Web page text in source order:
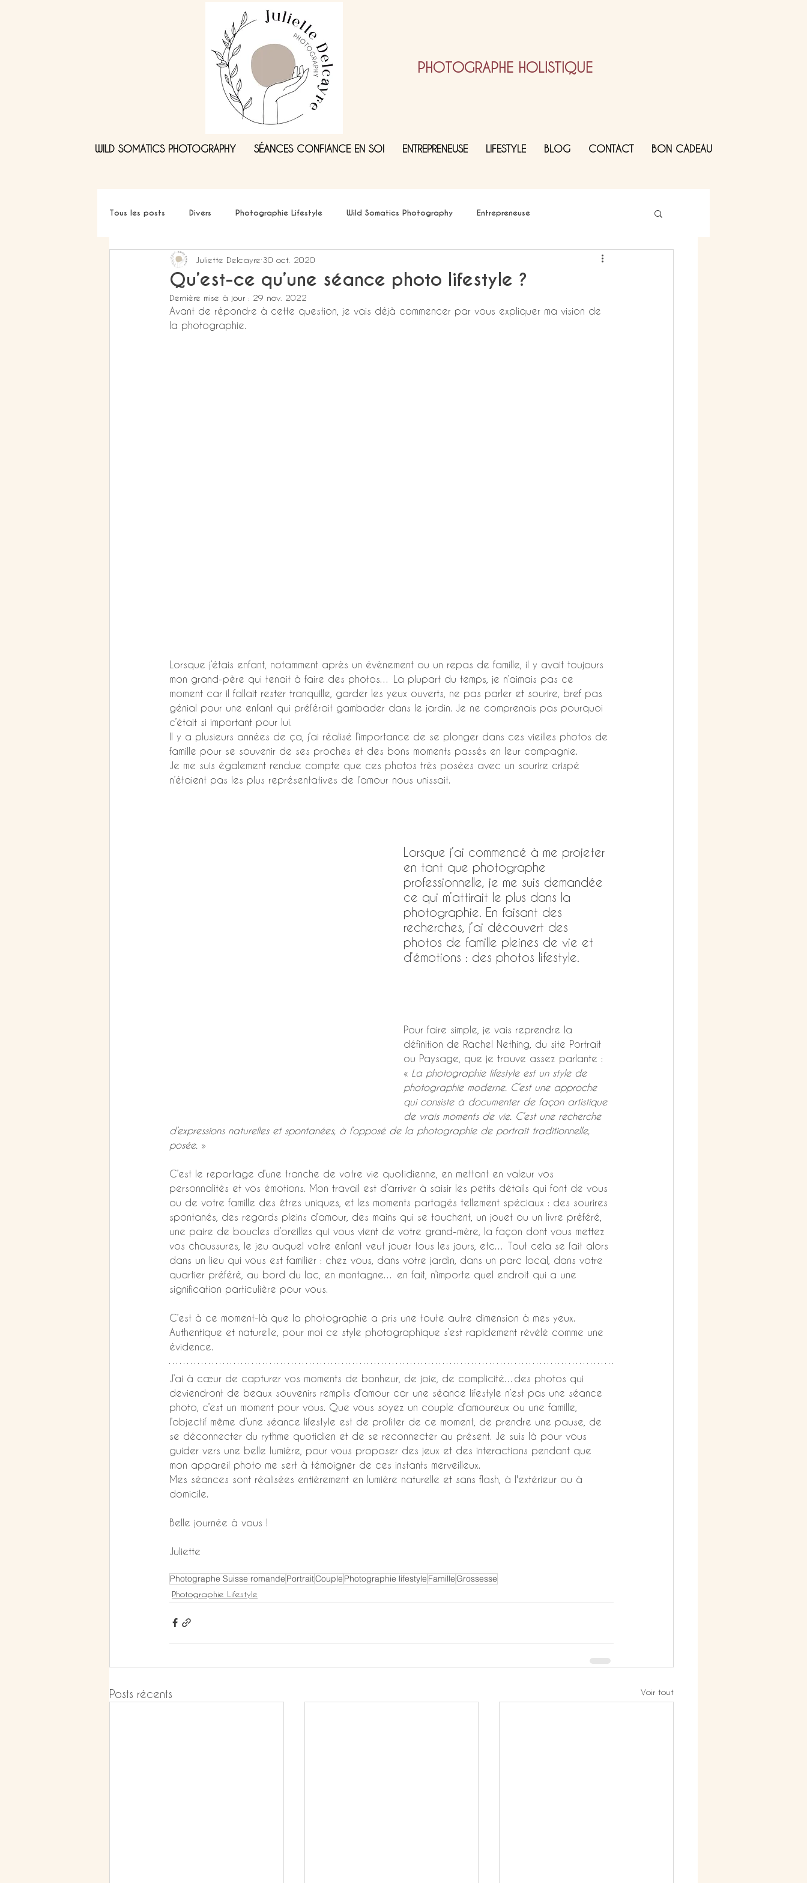
PHOTOGRAPHE HOLISTIQUE
WILD SOMATICS PHOTOGRAPHY SÉANCES CONFIANCE EN SOI ENTREPRENEUSE LIFESTYLE BLOG CONTACT BON CADEAU
Tous les posts Divers Photographie Lifestyle Wild Somatics Photography Entrepreneuse
Photographe holistique
Qu’est-ce qu’une séance photo lifestyle ?
Juliette Delcayre 30 oct. 2020
Dernière mise à jour : 29 nov. 2022
Avant de répondre à cette question, je vais déjà commencer par vous expliquer ma vision de
la photographie.
Lorsque j’étais enfant, notamment après un évènement ou un repas de famille, il y avait toujours
mon grand-père qui tenait à faire des photos… La plupart du temps, je n’aimais pas ce
moment car il fallait rester tranquille, garder les yeux ouverts, ne pas parler et sourire, bref pas
génial pour une enfant qui préférait gambader dans le jardin. Je ne comprenais pas pourquoi
c’était si important pour lui.
Il y a plusieurs années de ça, j’ai réalisé l’importance de se plonger dans ces vieilles photos de
famille pour se souvenir de ses proches et des bons moments passés en leur compagnie.
Je me suis également rendue compte que ces photos très posées avec un sourire crispé
n’étaient pas les plus représentatives de l’amour nous unissait.
Lorsque j’ai commencé à me projeter
en tant que photographe
professionnelle, je me suis demandée
ce qui m’attirait le plus dans la
photographie. En faisant des
recherches, j’ai découvert des
photos de famille pleines de vie et
d’émotions : des photos lifestyle.
Pour faire simple, je vais reprendre la
définition de Rachel Nething, du site Portrait
ou Paysage, que je trouve assez parlante :
« La photographie lifestyle est un style de
photographie moderne. C’est une approche
qui consiste à documenter de façon artistique
de vrais moments de vie. C’est une recherche
d’expressions naturelles et spontanées, à l’opposé de la photographie de portrait traditionnelle,
posée. »
C’est le reportage d’une tranche de votre vie quotidienne, en mettant en valeur vos
personnalités et vos émotions. Mon travail est d’arriver à saisir les petits détails qui font de vous
ou de votre famille des êtres uniques, et les moments partagés tellement spéciaux : des sourires
spontanés, des regards pleins d’amour, des mains qui se touchent, un jouet ou un livre préféré,
une paire de boucles d’oreilles qui vous vient de votre grand-mère, la façon dont vous mettez
vos chaussures, le jeu auquel votre enfant veut jouer tous les jours, etc… Tout cela se fait alors
dans un lieu qui vous est familier : chez vous, dans votre jardin, dans un parc local, dans votre
quartier préféré, au bord du lac, en montagne… en fait, n’importe quel endroit qui a une
signification particulière pour vous.
C’est à ce moment-là que la photographie a pris une toute autre dimension à mes yeux.
Authentique et naturelle, pour moi ce style photographique s’est rapidement révélé comme une
évidence.
J’ai à cœur de capturer vos moments de bonheur, de joie, de complicité…des photos qui
deviendront de beaux souvenirs remplis d’amour car une séance lifestyle n’est pas une séance
photo, c’est un moment pour vous. Que vous soyez un couple d’amoureux ou une famille,
l’objectif même d’une séance lifestyle est de profiter de ce moment, de prendre une pause, de
se déconnecter du rythme quotidien et de se reconnecter au présent. Je suis là pour vous
guider vers une belle lumière, pour vous proposer des jeux et des interactions pendant que
mon appareil photo me sert à témoigner de ces instants merveilleux.
Mes séances sont réalisées entièrement en lumière naturelle et sans flash, à l'extérieur ou à
domicile.
Belle journée à vous !
Juliette
Photographe Suisse romande PortraitCouple Photographie lifestyle FamilleGrossesse
Photographie Lifestyle
Posts récents Voir tout